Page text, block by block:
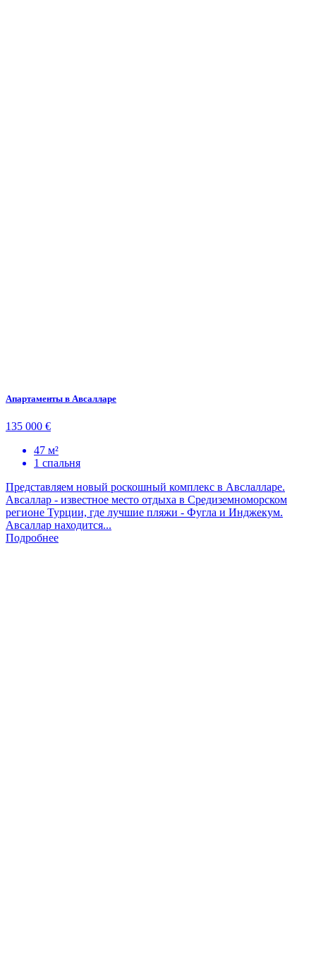
Апартаменты в Авсалларе
135 000 €
47 м²
1 спальня
Представляем новый роскошный комплекс в Авслалларе.
Авсаллар - известное место отдыха в Средиземноморском
регионе Турции, где лучшие пляжи - Фугла и Инджекум.
Авсаллар находится...
Подробнее